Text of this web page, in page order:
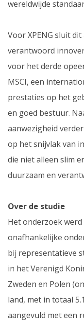
wereldwijde
Voor XPENG sluit
verantwoord
voor het derde
MSCI, een
prestaties op het
en goed bestuur.
aanwezigheid
op het snijvlak van
die niet alleen slim
duurzaam en
Over de studie
Het onderzoek
onafhankelijke
bij representatieve
in het Verenigd
Zweden en Polen
land, met in totaal
aangevuld met een